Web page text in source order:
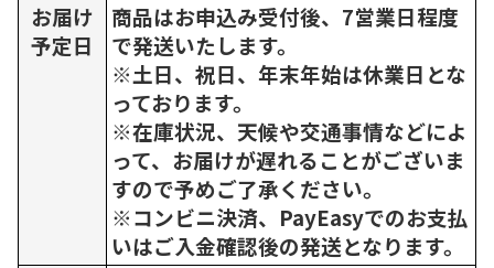
お届け
予定日
商品はお申込み受付後、7営業日程度
で発送いたします。
※土日、祝日、年末年始は休業日とな
っております。
※在庫状況、天候や交通事情などによ
って、お届けが遅れることがございま
すので予めご了承ください。
※コンビニ決済、PayEasyでのお支払
いはご入金確認後の発送となります。